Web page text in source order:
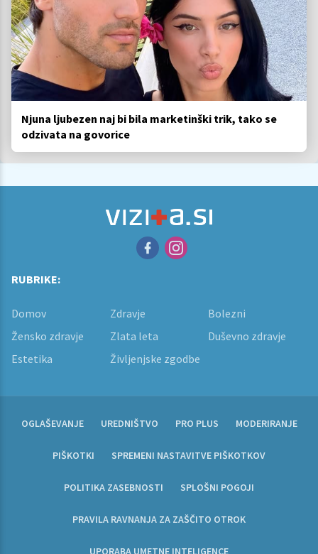
Njuna ljubezen naj bi bila marketinški trik, tako se
odzivata na govorice
RUBRIKE:
Domov Zdravje
Bolezni
Žensko zdravje
Zlata leta
Duševno zdravje
Estetika
Življenjske zgodbe
OGLAŠEVANJE UREDNIŠTVO PRO PLUS MODERIRANJE
PIŠKOTKI SPREMENI NASTAVITVE PIŠKOTKOV
POLITIKA ZASEBNOSTI SPLOŠNI POGOJI
PRAVILA RAVNANJA ZA ZAŠČITO OTROK
UPORABA UMETNE INTELIGENCE